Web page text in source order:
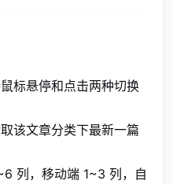
标悬停和点击两种切换
该文章分类下最新一篇
6 列，移动端 1~3 列，自